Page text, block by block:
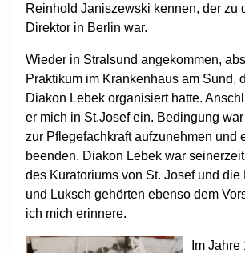
Reinhold Janiszewski kennen, der zu
Direktor in Berlin war.
Wieder in Stralsund angekommen,
Praktikum im Krankenhaus am Sund,
Diakon Lebek organisiert hatte.
er mich in St.Josef ein. Bedingung
zur Pflegefachkraft aufzunehmen und
beenden. Diakon Lebek war
des Kuratoriums von St. Josef und die
und Luksch gehörten ebenso dem
ich mich erinnere.
Im